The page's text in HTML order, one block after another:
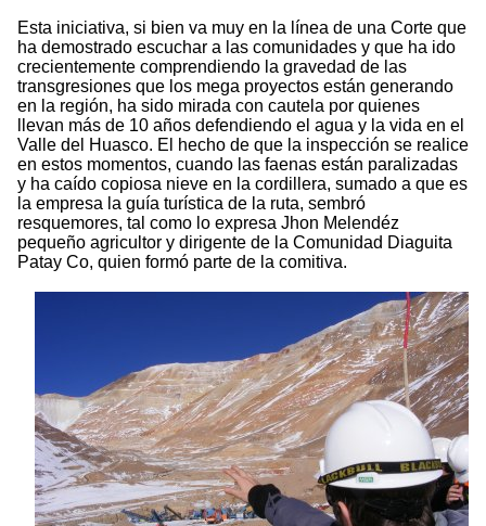
Esta iniciativa, si bien va muy en la línea de una Corte que
ha demostrado escuchar a las comunidades y que ha ido
crecientemente comprendiendo la gravedad de las
transgresiones que los mega proyectos están generando
en la región, ha sido mirada con cautela por quienes
llevan más de 10 años defendiendo el agua y la vida en el
Valle del Huasco. El hecho de que la inspección se realice
en estos momentos, cuando las faenas están paralizadas
y ha caído copiosa nieve en la cordillera, sumado a que es
la empresa la guía turística de la ruta, sembró
resquemores, tal como lo expresa Jhon Melendéz
pequeño agricultor y dirigente de la Comunidad Diaguita
Patay Co, quien formó parte de la comitiva.